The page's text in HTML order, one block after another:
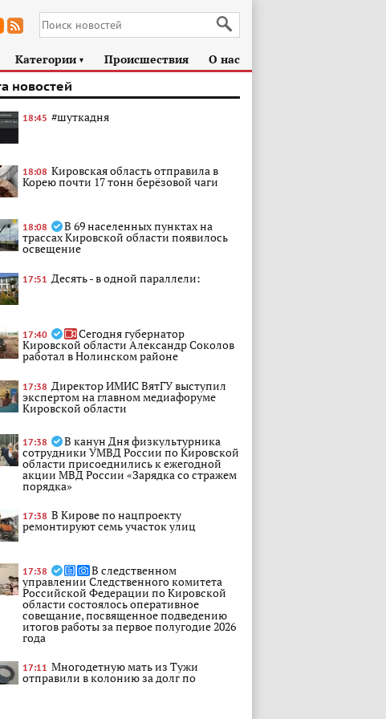
Категории ► Происшествия О нас
новостей
18:45 #шуткадня
18:08 Кировская область отправила в
Корею почти 17 тонн берёзовой чаги
18:08 В 69 населенных пунктах на
трассах Кировской области появилось
освещение
17:51 Десять - в одной параллели:
17:40 Сегодня губернатор
Кировской области Александр Соколов
работал в Нолинском районе
17:38 Директор ИМИС ВятГУ выступил
экспертом на главном медиафоруме
Кировской области
17:38 В канун Дня физкультурника
сотрудники УМВД России по Кировской
области присоеднились к ежегодной
акции МВД России «Зарядка со стражем
порядка»
17:38 В Кирове по нацпроекту
ремонтируют семь участок улиц
17:38 В следственном
управлении Следственного комитета
Российской Федерации по Кировской
области состоялось оперативное
совещание, посвященное подведению
итогов работы за первое полугодие 2026
года
17:11 Многодетную мать из Тужи
отправили в колонию за долг по
алиментам в 3,5 млн рублей